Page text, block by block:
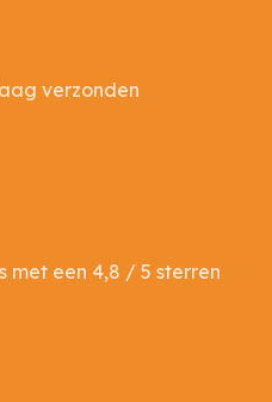
verzonden
met een 4,8 / 5 sterren